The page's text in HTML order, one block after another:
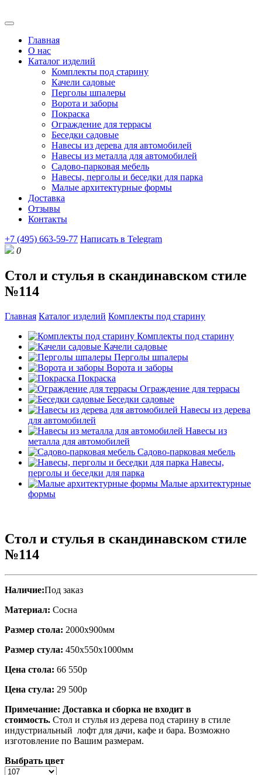
Главная
О нас
Каталог изделий
Комплекты под старину
Качели садовые
Перголы шпалеры
Ворота и заборы
Покраска
Ограждение для террасы
Беседки садовые
Навесы из дерева для автомобилей
Навесы из металла для автомобилей
Садово-парковая мебель
Навесы, перголы и беседки для парка
Малые архитектурные формы
Доставка
Отзывы
Контакты
+7 (495) 663-59-77 Написать в Telegram
0
Стол и стулья в скандинавском стиле
№114
Главная Каталог изделий Комплекты под старину
Комплекты под старину
Качели садовые
Перголы шпалеры
Ворота и заборы
Покраска
Ограждение для террасы
Беседки садовые
Навесы из дерева
для автомобилей
Навесы из
металла для автомобилей
Садово-парковая мебель
Навесы,
перголы и беседки для парка
Малые архитектурные
формы
Стол и стулья в скандинавском стиле
№114
Наличие:Под заказ
Материал: Сосна
Размер стола: 2000х900мм
Размер стула: 450х550х1000мм
Цена стола: 66 550р
Цена стула: 29 500р
Примечание: Доставка и сборка не входит в
стоимость. Стол и стулья из дерева под старину в стиле
индустриальный лофт для дачи, кафе и бара. Возможно
изготовление по Вашим размерам.
Выбрать цвет